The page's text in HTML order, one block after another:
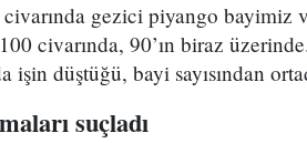
gezici piyango bayimiz
civarında, 90’ın biraz
işin düştüğü, bayi sayısından
suçladı